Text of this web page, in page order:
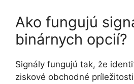
Ako fungujú
binárnych opcií?
Signály fungujú tak, že
ziskové obchodné